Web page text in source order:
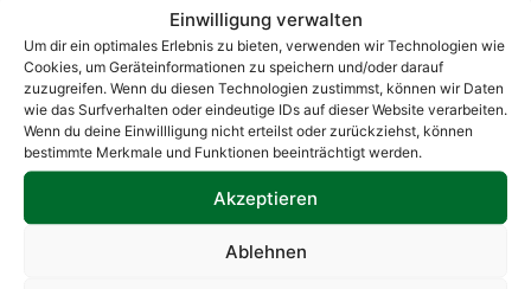
Einwilligung verwalten
Um dir ein optimales Erlebnis zu bieten, verwenden wir Technologien wie
Cookies, um Geräteinformationen zu speichern und/oder darauf
zuzugreifen. Wenn du diesen Technologien zustimmst, können wir Daten
wie das Surfverhalten oder eindeutige IDs auf dieser Website verarbeiten.
Wenn du deine Einwillligung nicht erteilst oder zurückziehst, können
bestimmte Merkmale und Funktionen beeinträchtigt werden.
Akzeptieren
Ablehnen
Ähnliche Produkte